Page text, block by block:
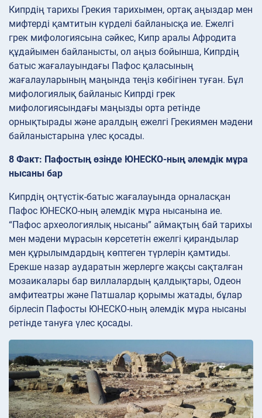
Кипрдің тарихы Грекия тарихымен, ортақ аңыздар мен
мифтерді қамтитын күрделі байланысқа ие. Ежелгі
грек мифологиясына сәйкес, Кипр аралы Афродита
құдайымен байланысты, ол аңыз бойынша, Кипрдің
батыс жағалауындағы Пафос қаласының
жағалауларының маңында теңіз көбігінен туған. Бұл
мифологиялық байланыс Кипрді грек
мифологиясындағы маңызды орта ретінде
орнықтырады және аралдың ежелгі Грекиямен мәдени
байланыстарына үлес қосады.
8 Факт: Пафостың өзінде ЮНЕСКО-ның әлемдік мұра
нысаны бар
Кипрдің оңтүстік-батыс жағалауында орналасқан
Пафос ЮНЕСКО-ның әлемдік мұра нысанына ие.
“Пафос археологиялық нысаны” аймақтың бай тарихы
мен мәдени мұрасын көрсететін ежелгі қирандылар
мен құрылымдардың көптеген түрлерін қамтиды.
Ерекше назар аударатын жерлерге жақсы сақталған
мозаикалары бар виллалардың қалдықтары, Одеон
амфитеатры және Патшалар қорымы жатады, бұлар
бірлесіп Пафосты ЮНЕСКО-ның әлемдік мұра нысаны
ретінде тануға үлес қосады.